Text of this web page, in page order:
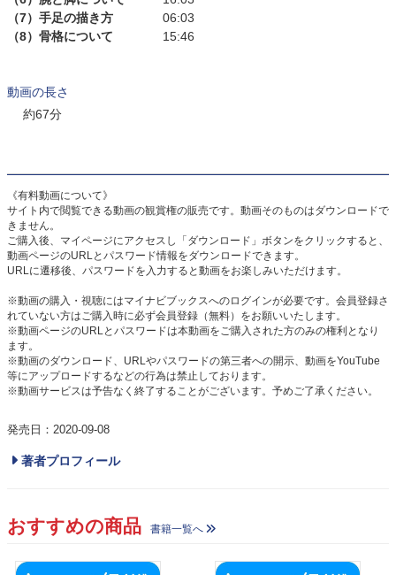
（7）手足の描き方 06:03
（8）骨格について 15:46
動画の長さ
約67分
《有料動画について》
サイト内で閲覧できる動画の観賞権の販売です。動画そのものはダウンロードで
きません。
ご購入後、マイページにアクセスし「ダウンロード」ボタンをクリックすると、
動画ページのURLとパスワード情報をダウンロードできます。
URLに遷移後、パスワードを入力すると動画をお楽しみいただけます。
※動画の購入・視聴にはマイナビブックスへのログインが必要です。会員登録さ
れていない方はご購入時に必ず会員登録（無料）をお願いいたします。
※動画ページのURLとパスワードは本動画をご購入された方のみの権利となり
ます。
※動画のダウンロード、URLやパスワードの第三者への開示、動画をYouTube
等にアップロードするなどの行為は禁止しております。
※動画サービスは予告なく終了することがございます。予めご了承ください。
発売日：2020-09-08
著者プロフィール
おすすめの商品 書籍一覧へ